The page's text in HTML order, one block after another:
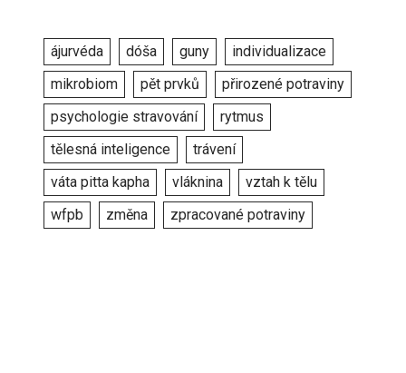
ájurvéda dóša guny
individualizace
mikrobiom
pět prvků
přirozené potraviny
psychologie stravování
rytmus
tělesná inteligence
trávení
váta pitta kapha
vláknina
vztah k tělu
wfpb
změna zpracované potraviny